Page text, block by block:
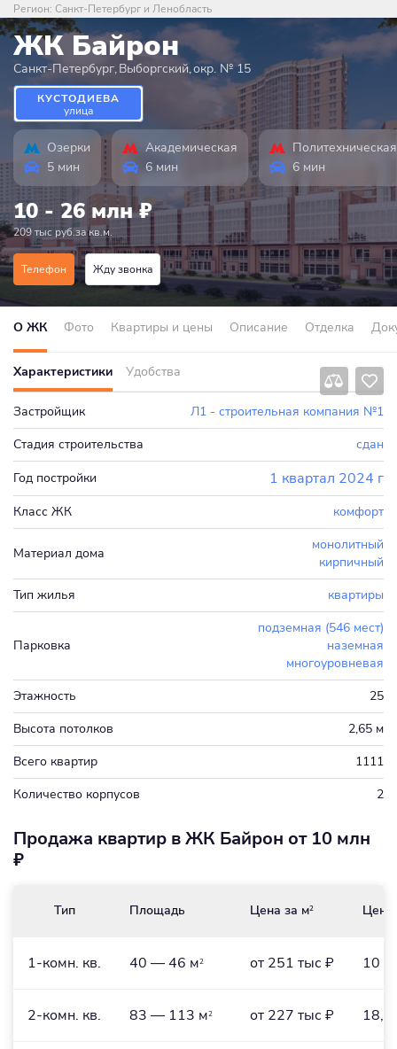
Регион: Санкт-Петербург и Ленобласть
ЖК Байрон
Санкт-Петербург,Выборгский,окр. № 15
КУСТОДИЕВА
улица
Озерки
5 мин
Академическая
6 мин
Политехническая
6 мин
10 - 26 млн₽
209 тыс руб.за кв.м.
Телефон Жду звонка
О ЖК Фото Квартиры и цены Описание Отделка
Характеристики Удобства
Застройщик
Л1 - строительная компания №1
Стадия строительства
сдан
Год постройки
1 квартал 2024 г
Класс ЖК комфорт
Материал дома
монолитный
кирпичный
Тип жилья
квартиры
Парковка
подземная (546 мест)
наземная
многоуровневая
Этажность
25
Высота потолков
2,65 м
Всего квартир
1111
Количество корпусов
2
Продажа квартир в ЖК Байрон от 10 млн
₽
Тип Площадь Цена за м2 Цена
1-комн. кв. 40 — 46 м2 от 251 тыс ₽ 10
2-комн. кв. 83 — 113 м2 от 227 тыс ₽